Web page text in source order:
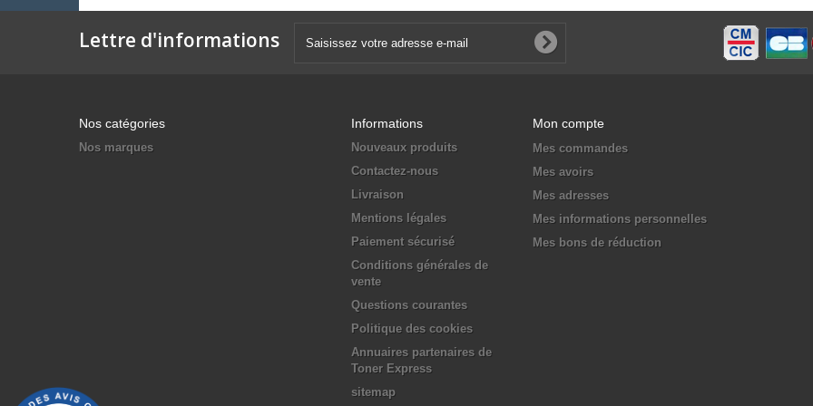
Lettre d'informations
Nos catégories
Nos marques
Informations
Nouveaux produits
Contactez-nous
Livraison
Mentions légales
Paiement sécurisé
Conditions générales de
vente
Questions courantes
Politique des cookies
Annuaires partenaires de
Toner Express
sitemap
Mon compte
Mes commandes
Mes avoirs
Mes adresses
Mes informations personnelles
Mes bons de réduction